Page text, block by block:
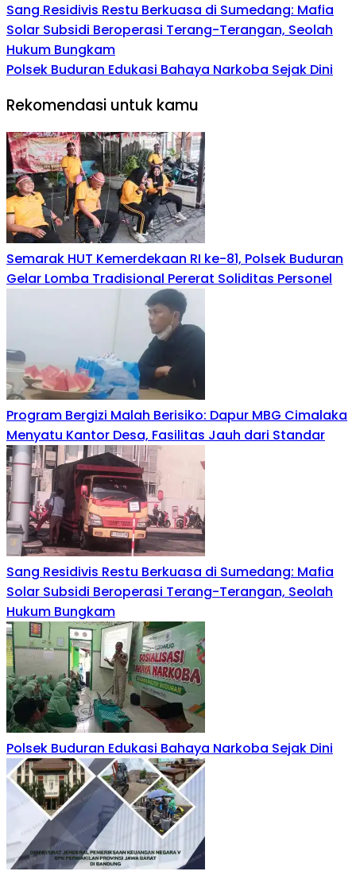
Sang Residivis Restu Berkuasa di Sumedang: Mafia
Solar Subsidi Beroperasi Terang-Terangan, Seolah
Hukum Bungkam
Polsek Buduran Edukasi Bahaya Narkoba Sejak Dini
Rekomendasi untuk kamu
Semarak HUT Kemerdekaan RI ke-81, Polsek Buduran
Gelar Lomba Tradisional Pererat Soliditas Personel
Program Bergizi Malah Berisiko: Dapur MBG Cimalaka
Menyatu Kantor Desa, Fasilitas Jauh dari Standar
Sang Residivis Restu Berkuasa di Sumedang: Mafia
Solar Subsidi Beroperasi Terang-Terangan, Seolah
Hukum Bungkam
Polsek Buduran Edukasi Bahaya Narkoba Sejak Dini